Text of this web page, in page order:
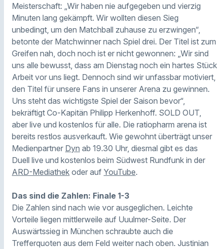
Meisterschaft: „Wir haben nie aufgegeben und vierzig
Minuten lang gekämpft. Wir wollten diesen Sieg
unbedingt, um den Matchball zuhause zu erzwingen“,
betonte der Matchwinner nach Spiel drei. Der Titel ist zum
Greifen nah, doch noch ist er nicht gewonnen: „Wir sind
uns alle bewusst, dass am Dienstag noch ein hartes Stück
Arbeit vor uns liegt. Dennoch sind wir unfassbar motiviert,
den Titel für unsere Fans in unserer Arena zu gewinnen.
Uns steht das wichtigste Spiel der Saison bevor“,
bekräftigt Co-Kapitän Philipp Herkenhoff. SOLD OUT,
aber live und kostenlos für alle. Die ratiopharm arena ist
bereits restlos ausverkauft. Wie gewohnt überträgt unser
Medienpartner Dyn ab 19.30 Uhr, diesmal gibt es das
Duell live und kostenlos beim Südwest Rundfunk in der
ARD-Mediathek oder auf YouTube.
Das sind die Zahlen: Finale 1-3
Die Zahlen sind nach wie vor ausgeglichen. Leichte
Vorteile liegen mittlerweile auf Uuulmer-Seite. Der
Auswärtssieg in München schraubte auch die
Trefferquoten aus dem Feld weiter nach oben. Justinian